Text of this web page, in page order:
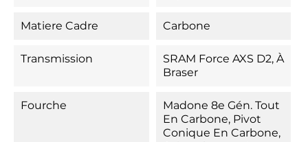
Matiere Cadre Carbone
Transmission
SRAM Force AXS D2, À
Braser
Fourche
Madone 8e Gén. Tout
En Carbone, Pivot
Conique En Carbone,